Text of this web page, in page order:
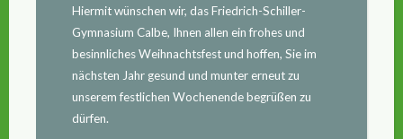
Hiermit wünschen wir, das Friedrich-Schiller-
Gymnasium Calbe, Ihnen allen ein frohes und
besinnliches Weihnachtsfest und hoffen, Sie im
nächsten Jahr gesund und munter erneut zu
unserem festlichen Wochenende begrüßen zu
dürfen.